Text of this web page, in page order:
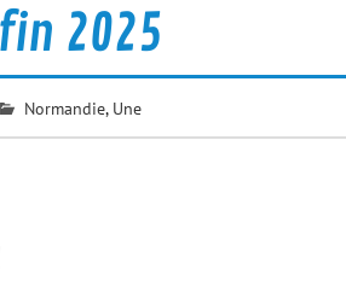
2025
Normandie, Une